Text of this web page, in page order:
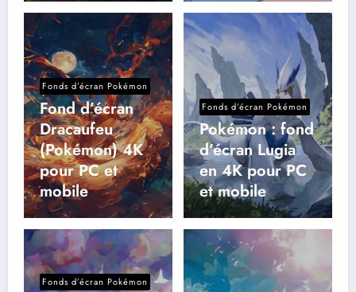
Fonds d’écran Pokémon
Fond d’écran
Dracaufeu
(Pokémon) 4K
pour PC et
mobile
Fonds d’écran Pokémon
Pokémon : fond
d’écran Lugia
en 4K pour PC
et mobile
Fonds d’écran Pokémon